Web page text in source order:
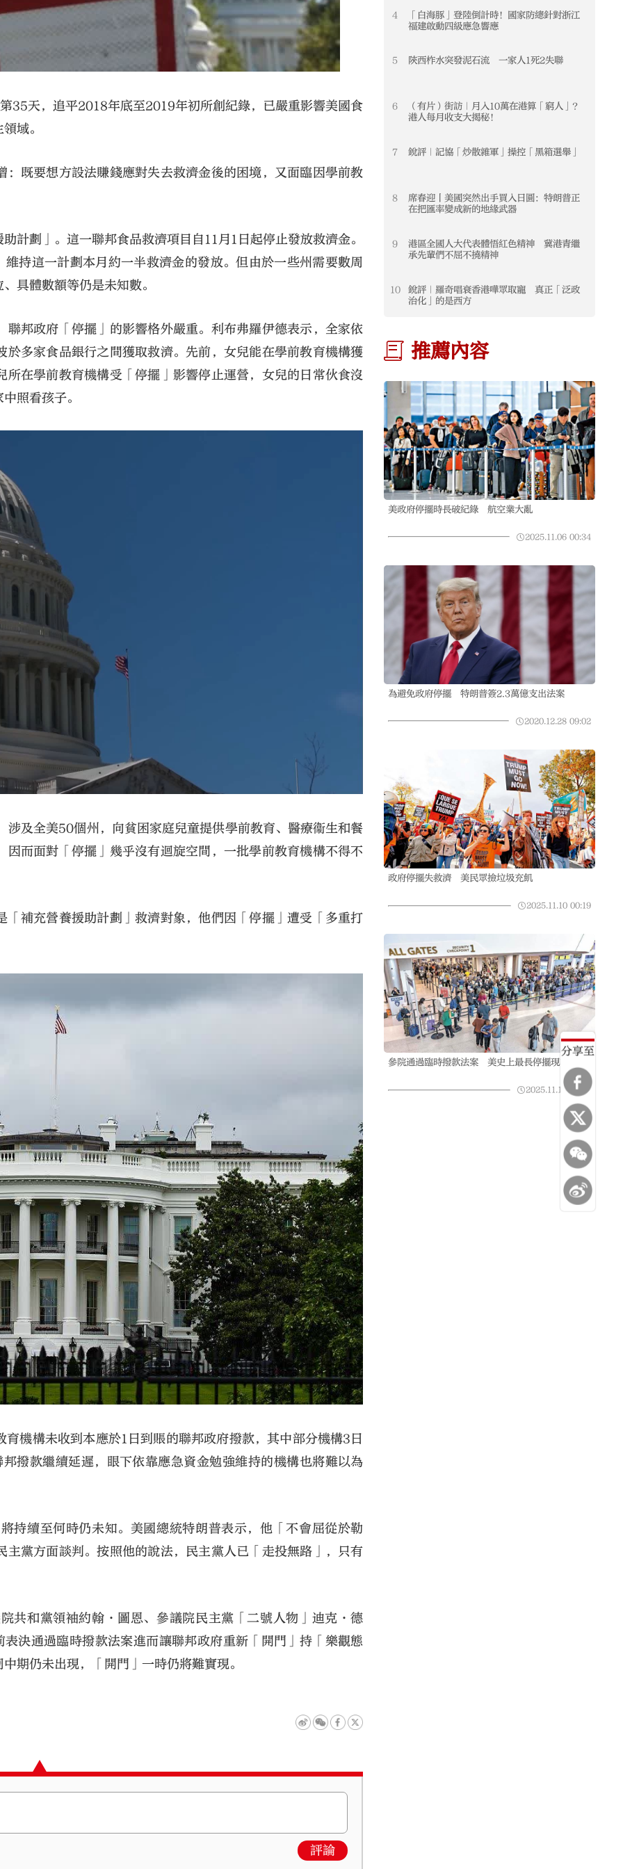
分享至
35天，追平2018年底至2019年初所創紀錄，已嚴重影響美國食
域。
既要想方設法賺錢應對失去救濟金後的困境，又面臨因學前教
計劃」。這一聯邦食品救濟項目自11月1日起停止發放救濟金。
持這一計劃本月約一半救濟金的發放。但由於一些州需要數周
具體數額等仍是未知數。
邦政府「停擺」的影響格外嚴重。利布弗羅伊德表示，全家依
多家食品銀行之間獲取救濟。先前，女兒能在學前教育機構獲
在學前教育機構受「停擺」影響停止運營，女兒的日常伙食沒
照看孩子。
及全美50個州，向貧困家庭兒童提供學前教育、醫療衞生和餐
而面對「停擺」幾乎沒有迴旋空間，一批學前教育機構不得不
補充營養援助計劃」救濟對象，他們因「停擺」遭受「多重打
機構未收到本應於1日到賬的聯邦政府撥款，其中部分機構3日
撥款繼續延遲，眼下依靠應急資金勉強維持的機構也將難以為
持續至何時仍未知。美國總統特朗普表示，他「不會屈從於勒
黨方面談判。按照他的說法，民主黨人已「走投無路」，只有
共和黨領袖約翰·圖恩、參議院民主黨「二號人物」迪克·德
決通過臨時撥款法案進而讓聯邦政府重新「開門」持「樂觀態
期仍未出現，「開門」一時仍將難實現。
評論
4
「白海豚」登陸倒計時！國家防總針對浙江
福建啟動四級應急響應
5 陝西柞水突發泥石流 一家人1死2失聯
6
（有片）街訪｜月入10萬在港算「窮人」？
港人每月收支大揭秘！
7 銳評｜記協「炒散雜軍」操控「黑箱選舉」
8
席春迎丨美國突然出手買入日圓：特朗普正
在把匯率變成新的地緣武器
9
港區全國人大代表體悟紅色精神 冀港青繼
承先輩們不屈不撓精神
10
銳評｜羅奇唱衰香港嘩眾取寵 真正「泛政
治化」的是西方
推薦內容
美政府停擺時長破紀錄 航空業大亂
2025.11.06 00:34
為避免政府停擺 特朗普簽2.3萬億支出法案
2020.12.28 09:02
政府停擺失救濟 美民眾撿垃圾充飢
2025.11.10 00:19
參院通過臨時撥款法案 美史上最長停擺現轉機
2025.11.10 23:54